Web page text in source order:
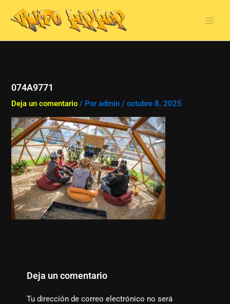
contenido
074A9771
Deja un comentario / Poradmin/octubre 8, 2025
Deja un comentario
Tu dirección de correo electrónico no será